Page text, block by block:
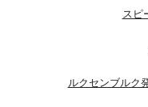
スピ
ルクセンブルク